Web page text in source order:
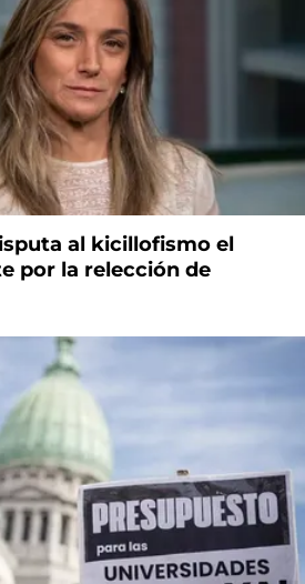
al kicillofismo el
por la relección de